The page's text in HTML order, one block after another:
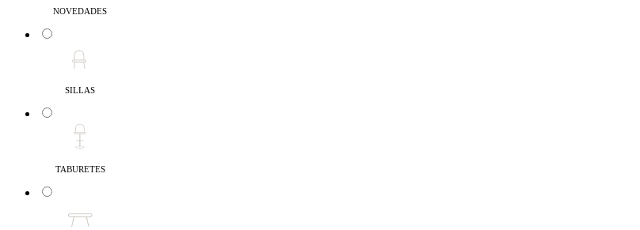
NOVEDADES
SILLAS
TABURETES